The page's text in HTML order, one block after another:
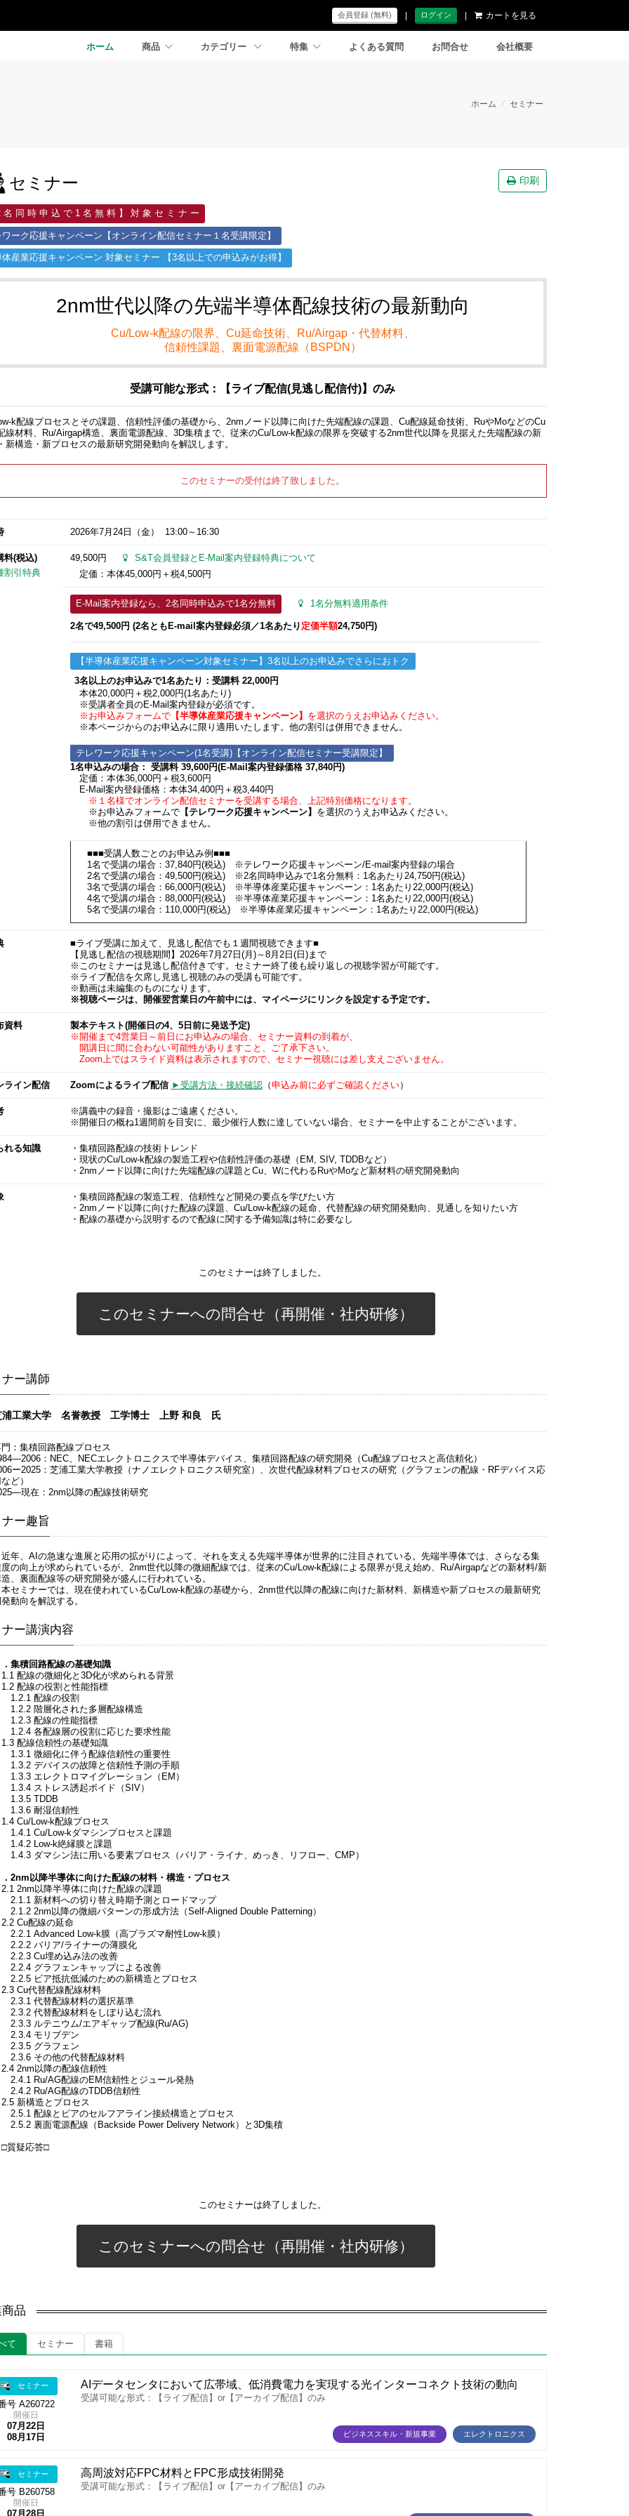
会員登録 (無料) | ログイン | カートを見る
ホーム 商品 カテゴリー 特集 よくある質問 お問合せ 会社概要
ホーム / セミナー
セミナー 印刷
名 同 時 申 込 で 1 名 無 料 】 対 象 セ ミ ナ ー
ワーク応援キャンペーン【オンライン配信セミナー１名受講限定】
体産業応援キャンペーン 対象セミナー 【3名以上での申込みがお得】
2nm世代以降の先端半導体配線技術の最新動向
Cu/Low-k配線の限界、Cu延命技術、Ru/Airgap・代替材料、
信頼性課題、裏面電源配線（BSPDN）
受講可能な形式：【ライブ配信(見逃し配信付)】のみ
k配線プロセスとその課題、信頼性評価の基礎から、2nmノード以降に向けた先端配線の課題、Cu配線延命技術、RuやMoなどのCu
線材料、Ru/Airgap構造、裏面電源配線、3D集積まで、従来のCu/Low-k配線の限界を突破する2nm世代以降を見据えた先端配線の新
新構造・新プロセスの最新研究開発動向を解説します。
このセミナーの受付は終了致しました。
2026年7月24日 （金） 13:00～16:30
料(税込)
割引特典
49,500円
S&T会員登録とE-Mail案内登録特典について
定価：本体45,000円＋税4,500円
E-Mail案内登録なら、2名同時申込みで1名分無料 1名分無料適用条件
2名で49,500円 (2名ともE-mail案内登録必須​／1名あたり 定価半額24,750円)
【半導体産業応援キャンペーン対象セミナー】3名以上のお申込みでさらにおトク
3名以上のお申込みで1名あたり：受講料 22,000円
本体20,000円＋税2,000円(1名あたり)
※受講者全員のE-Mail案内登録が必須です。
※お申込みフォームで【半導体産業応援キャンペーン】
を選択のうえお申込みください。
※本ページからのお申込みに限り適用いたします。他の割引は併用できません。
テレワーク応援キャンペーン(1名受講)【オンライン配信セミナー受講限定】
1名申込みの場合： 受講料 39,600円(E-Mail案内登録価格 37,840円)
定価：本体36,000円＋税3,600円
E-Mail案内登録価格：本体34,400円＋税3,440円
※１名様でオンライン配信セミナーを受講する場合、上記特別価格になります。
※お申込みフォームで【テレワーク応援キャンペーン】
を選択のうえお申込みください。
※他の割引は併用できません。
■■■受講人数ごとのお申込み例■■■
1名で受講の場合：37,840円(税込) ※テレワーク応援キャンペーン/E-mail案内登録の場合
2名で受講の場合：49,500円(税込) ※2名同時申込みで1名分無料：1名あたり24,750円(税込)
3名で受講の場合：66,000円(税込) ※半導体産業応援キャンペーン：1名あたり22,000円(税込)
4名で受講の場合：88,000円(税込) ※半導体産業応援キャンペーン：1名あたり22,000円(税込)
5名で受講の場合：110,000円(税込) ※半導体産業応援キャンペーン：1名あたり22,000円(税込)
■ライブ受講に加えて、見逃し配信でも１週間視聴できます■
【見逃し配信の視聴期間】2026年7月27日(月)～8月2日(日)まで
※このセミナーは見逃し配信付きです。セミナー終了後も繰り返しの視聴学習が可能です。
※ライブ配信を欠席し見逃し視聴のみの受講も可能です。
※動画は未編集のものになります。
※視聴ページは、開催翌営業日の午前中には、マイページにリンクを設定する予定です。
資料
製本テキスト(開催日の4、5日前に発送予定)
※開催まで4営業日～前日にお申込みの場合、セミナー資料の到着が、
開講日に間に合わない可能性がありますこと、ご了承下さい。
Zoom上ではスライド資料は表示されますので、セミナー視聴には差し支えございません。
ライン配信 Zoomによるライブ配信 ►受講方法・接続確認（申込み前に必ずご確認ください）
※講義中の録音・撮影はご遠慮ください。
※開催日の概ね1週間前を目安に、最少催行人数に達していない場合、セミナーを中止することがございます。
れる知識
・集積回路配線の技術トレンド
・現状のCu/Low-k配線の製造工程や信頼性評価の基礎（EM, SIV, TDDBなど）
・2nmノード以降に向けた先端配線の課題とCu、Wに代わるRuやMoなど新材料の研究開発動向
・集積回路配線の製造工程、信頼性など開発の要点を学びたい方
・2nmノード以降に向けた配線の課題、Cu/Low-k配線の延命、代替配線の研究開発動向、見通しを知りたい方
・配線の基礎から説明するので配線に関する予備知識は特に必要なし
このセミナーは終了しました。
このセミナーへの問合せ（再開催・社内研修）
ー講師
浦工業大学 名誉教授 工学博士 上野 和良 氏
：集積回路配線プロセス
：NEC、NECエレクトロニクスで半導体デバイス、集積回路配線の研究開発（Cu配線プロセスと高信頼化）
ー2025：芝浦工業大学教授（ナノエレクトロニクス研究室）、次世代配線材料プロセスの研究（グラフェンの配線・RFデバイス応
ど）
現在：2nm以降の配線技術研究
ー趣旨
年、AIの急速な進展と応用の拡がりによって、それを支える先端半導体が世界的に注目されている。先端半導体では、さらなる集
の向上が求められているが、2nm世代以降の微細配線では、従来のCu/Low-k配線による限界が見え始め、Ru/Airgapなどの新材料/新
、裏面配線等の研究開発が盛んに行われている。
セミナーでは、現在使われているCu/Low-k配線の基礎から、2nm世代以降の配線に向けた新材料、新構造や新プロセスの最新研究
動向を解説する。
ー講演内容
集積回路配線の基礎知識
配線の微細化と3D化が求められる背景
配線の役割と性能指標
配線の役割
階層化された多層配線構造
配線の性能指標
各配線層の役割に応じた要求性能
配線信頼性の基礎知識
微細化に伴う配線信頼性の重要性
デバイスの故障と信頼性予測の手順
エレクトロマイグレーション（EM）
ストレス誘起ボイド（SIV）
TDDB
耐湿信頼性
Cu/Low-k配線プロセス
Cu/Low-kダマシンプロセスと課題
Low-k絶縁膜と課題
ダマシン法に用いる要素プロセス（バリア・ライナ、めっき、リフロー、CMP）
2nm以降半導体に向けた配線の材料・構造・プロセス
2nm以降半導体に向けた配線の課題
新材料への切り替え時期予測とロードマップ
2nm以降の微細パターンの形成方法（Self-Aligned Double Patterning）
Cu配線の延命
Advanced Low-k膜（高プラズマ耐性Low-k膜）
バリア/ライナーの薄膜化
Cu埋め込み法の改善
グラフェンキャップによる改善
ビア抵抗低減のための新構造とプロセス
Cu代替配線配線材料
代替配線材料の選択基準
代替配線材料をしぼり込む流れ
ルテニウム/エアギャップ配線(Ru/AG)
モリブデン
グラフェン
その他の代替配線材料
2nm以降の配線信頼性
Ru/AG配線のEM信頼性とジュール発熱
Ru/AG配線のTDDB信頼性
新構造とプロセス
配線とビアのセルフアライン接続構造とプロセス
裏面電源配線（Backside Power Delivery Network）と3D集積
疑応答□
このセミナーは終了しました。
このセミナーへの問合せ（再開催・社内研修）
品
て セミナー 書籍
セミナー
号 A260722
開催日
07月22日
08月17日
AIデータセンタにおいて広帯域、低消費電力を実現する光インターコネクト技術の動向
受講可能な形式：【ライブ配信】or【アーカイブ配信】のみ
ビジネススキル・新規事業 エレクトロニクス
セミナー
号 B260758
開催日
07月28日
高周波対応FPC材料とFPC形成技術開発
受講可能な形式：【ライブ配信】or【アーカイブ配信】のみ